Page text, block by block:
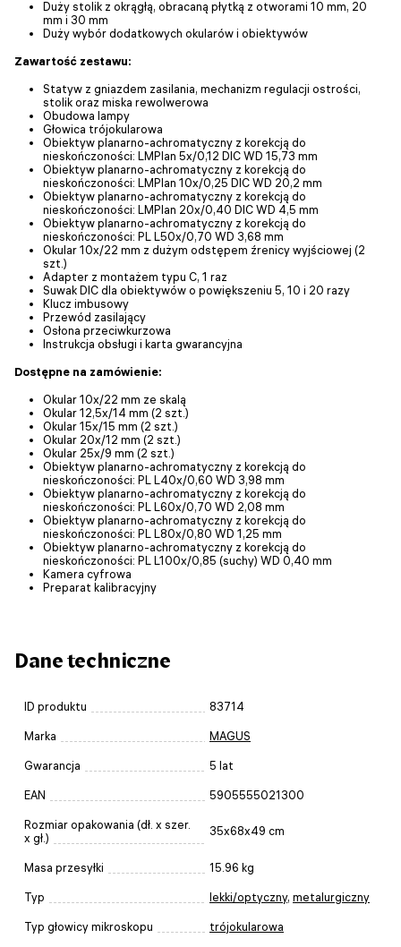
Duży stolik z okrągłą, obracaną płytką z otworami 10 mm, 20
mm i 30 mm
Duży wybór dodatkowych okularów i obiektywów
Zawartość zestawu:
Statyw z gniazdem zasilania, mechanizm regulacji ostrości,
stolik oraz miska rewolwerowa
Obudowa lampy
Głowica trójokularowa
Obiektyw planarno-achromatyczny z korekcją do
nieskończoności: LMPlan 5х/0,12 DIC WD 15,73 mm
Obiektyw planarno-achromatyczny z korekcją do
nieskończoności: LMPlan 10х/0,25 DIC WD 20,2 mm
Obiektyw planarno-achromatyczny z korekcją do
nieskończoności: LMPlan 20х/0,40 DIC WD 4,5 mm
Obiektyw planarno-achromatyczny z korekcją do
nieskończoności: PL L50х/0,70 WD 3,68 mm
Okular 10x/22 mm z dużym odstępem źrenicy wyjściowej (2
szt.)
Adapter z montażem typu C, 1 raz
Suwak DIC dla obiektywów o powiększeniu 5, 10 i 20 razy
Klucz imbusowy
Przewód zasilający
Osłona przeciwkurzowa
Instrukcja obsługi i karta gwarancyjna
Dostępne na zamówienie:
Okular 10x/22 mm ze skalą
Okular 12,5x/14 mm (2 szt.)
Okular 15x/15 mm (2 szt.)
Okular 20x/12 mm (2 szt.)
Okular 25x/9 mm (2 szt.)
Obiektyw planarno-achromatyczny z korekcją do
nieskończoności: PL L40х/0,60 WD 3,98 mm
Obiektyw planarno-achromatyczny z korekcją do
nieskończoności: PL L60x/0,70 WD 2,08 mm
Obiektyw planarno-achromatyczny z korekcją do
nieskończoności: PL L80x/0,80 WD 1,25 mm
Obiektyw planarno-achromatyczny z korekcją do
nieskończoności: PL L100x/0,85 (suchy) WD 0,40 mm
Kamera cyfrowa
Preparat kalibracyjny
Dane techniczne
ID produktu 83714
Marka MAGUS
Gwarancja 5 lat
EAN 5905555021300
Rozmiar opakowania (dł. x szer.
x gł.)
35x68x49 cm
Masa przesyłki 15.96 kg
Typ lekki/optyczny, metalurgiczny
Typ głowicy mikroskopu trójokularowa